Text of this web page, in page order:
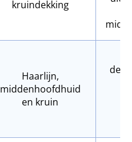
kruindekking
Haarlijn,
middenhoofdhuid
en kruin